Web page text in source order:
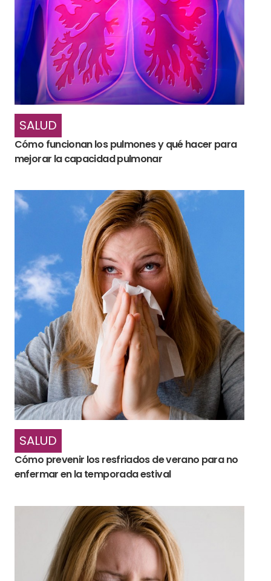
SALUD
Cómo funcionan los pulmones y qué hacer para
mejorar la capacidad pulmonar
SALUD
Cómo prevenir los resfriados de verano para no
enfermar en la temporada estival